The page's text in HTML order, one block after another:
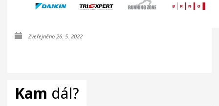
Zveřejněno 26. 5. 2022
Kam dál?